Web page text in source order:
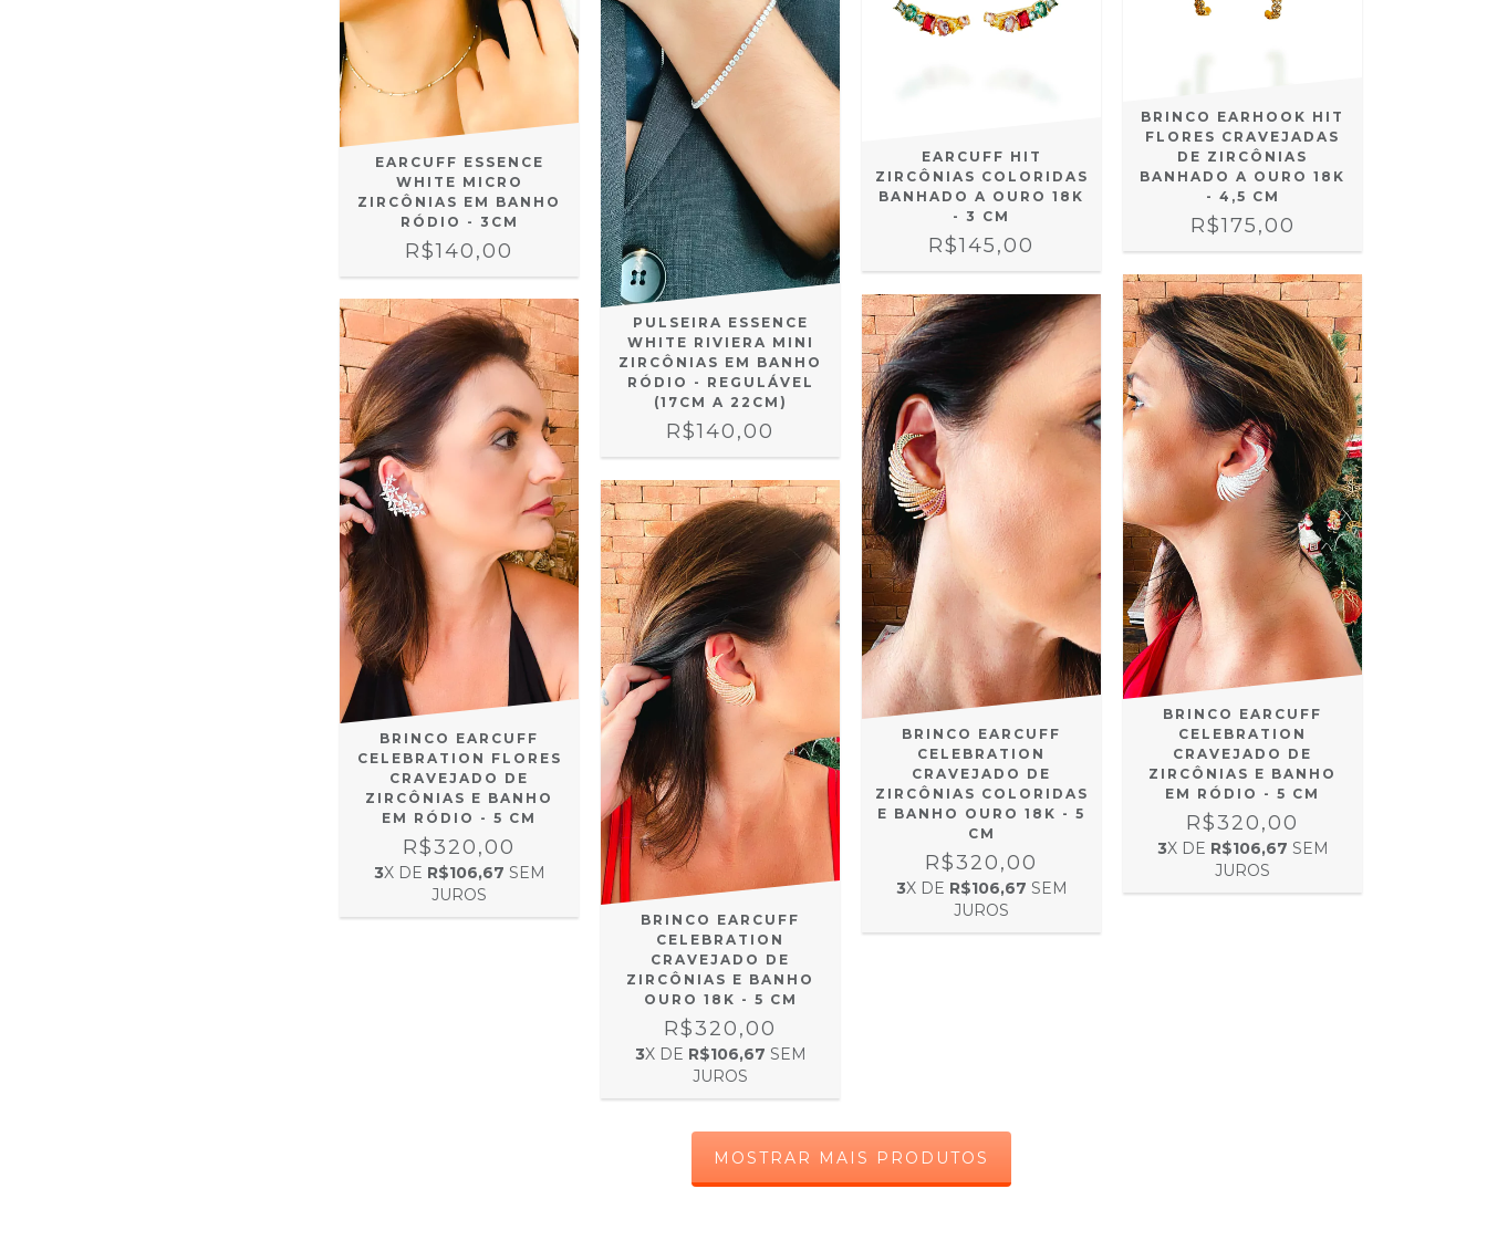
EARCUFF ESSENCE
WHITE MICRO
ZIRCÔNIAS EM BANHO
RÓDIO - 3CM
R$140,00
PULSEIRA ESSENCE
WHITE RIVIERA MINI
ZIRCÔNIAS EM BANHO
RÓDIO - REGULÁVEL
(17CM A 22CM)
R$140,00
EARCUFF HIT
ZIRCÔNIAS COLORIDAS
BANHADO A OURO 18K
- 3 CM
R$145,00
BRINCO EARHOOK HIT
FLORES CRAVEJADAS
DE ZIRCÔNIAS
BANHADO A OURO 18K
- 4,5 CM
R$175,00
BRINCO EARCUFF
CELEBRATION FLORES
CRAVEJADO DE
ZIRCÔNIAS E BANHO
EM RÓDIO - 5 CM
R$320,00
3X DE R$106,67 SEM
JUROS
BRINCO EARCUFF
CELEBRATION
CRAVEJADO DE
ZIRCÔNIAS E BANHO
OURO 18K - 5 CM
R$320,00
3X DE R$106,67 SEM
JUROS
BRINCO EARCUFF
CELEBRATION
CRAVEJADO DE
ZIRCÔNIAS COLORIDAS
E BANHO OURO 18K - 5
CM
R$320,00
3X DE R$106,67 SEM
JUROS
BRINCO EARCUFF
CELEBRATION
CRAVEJADO DE
ZIRCÔNIAS E BANHO
EM RÓDIO - 5 CM
R$320,00
3X DE R$106,67 SEM
JUROS
MOSTRAR MAIS PRODUTOS